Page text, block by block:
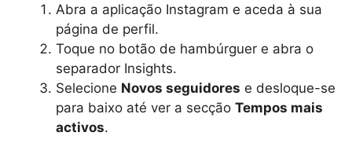
Abra a aplicação Instagram e aceda à sua
página de perfil.
Toque no botão de hambúrguer e abra o
separador Insights.
Selecione Novos seguidores e desloque-se
para baixo até ver a secção Tempos mais
activos.